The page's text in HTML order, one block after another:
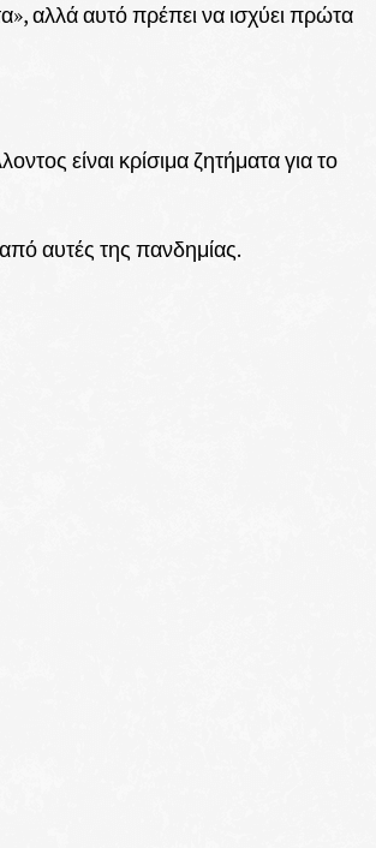
αλλά αυτό πρέπει να ισχύει πρώτα
είναι κρίσιμα ζητήματα για το
αυτές της πανδημίας.